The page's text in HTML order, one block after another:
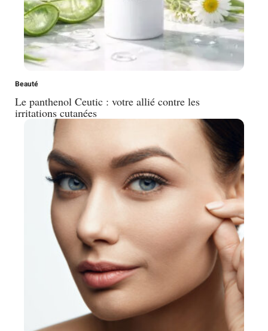
Beauté
Le panthenol Ceutic : votre allié contre les
irritations cutanées